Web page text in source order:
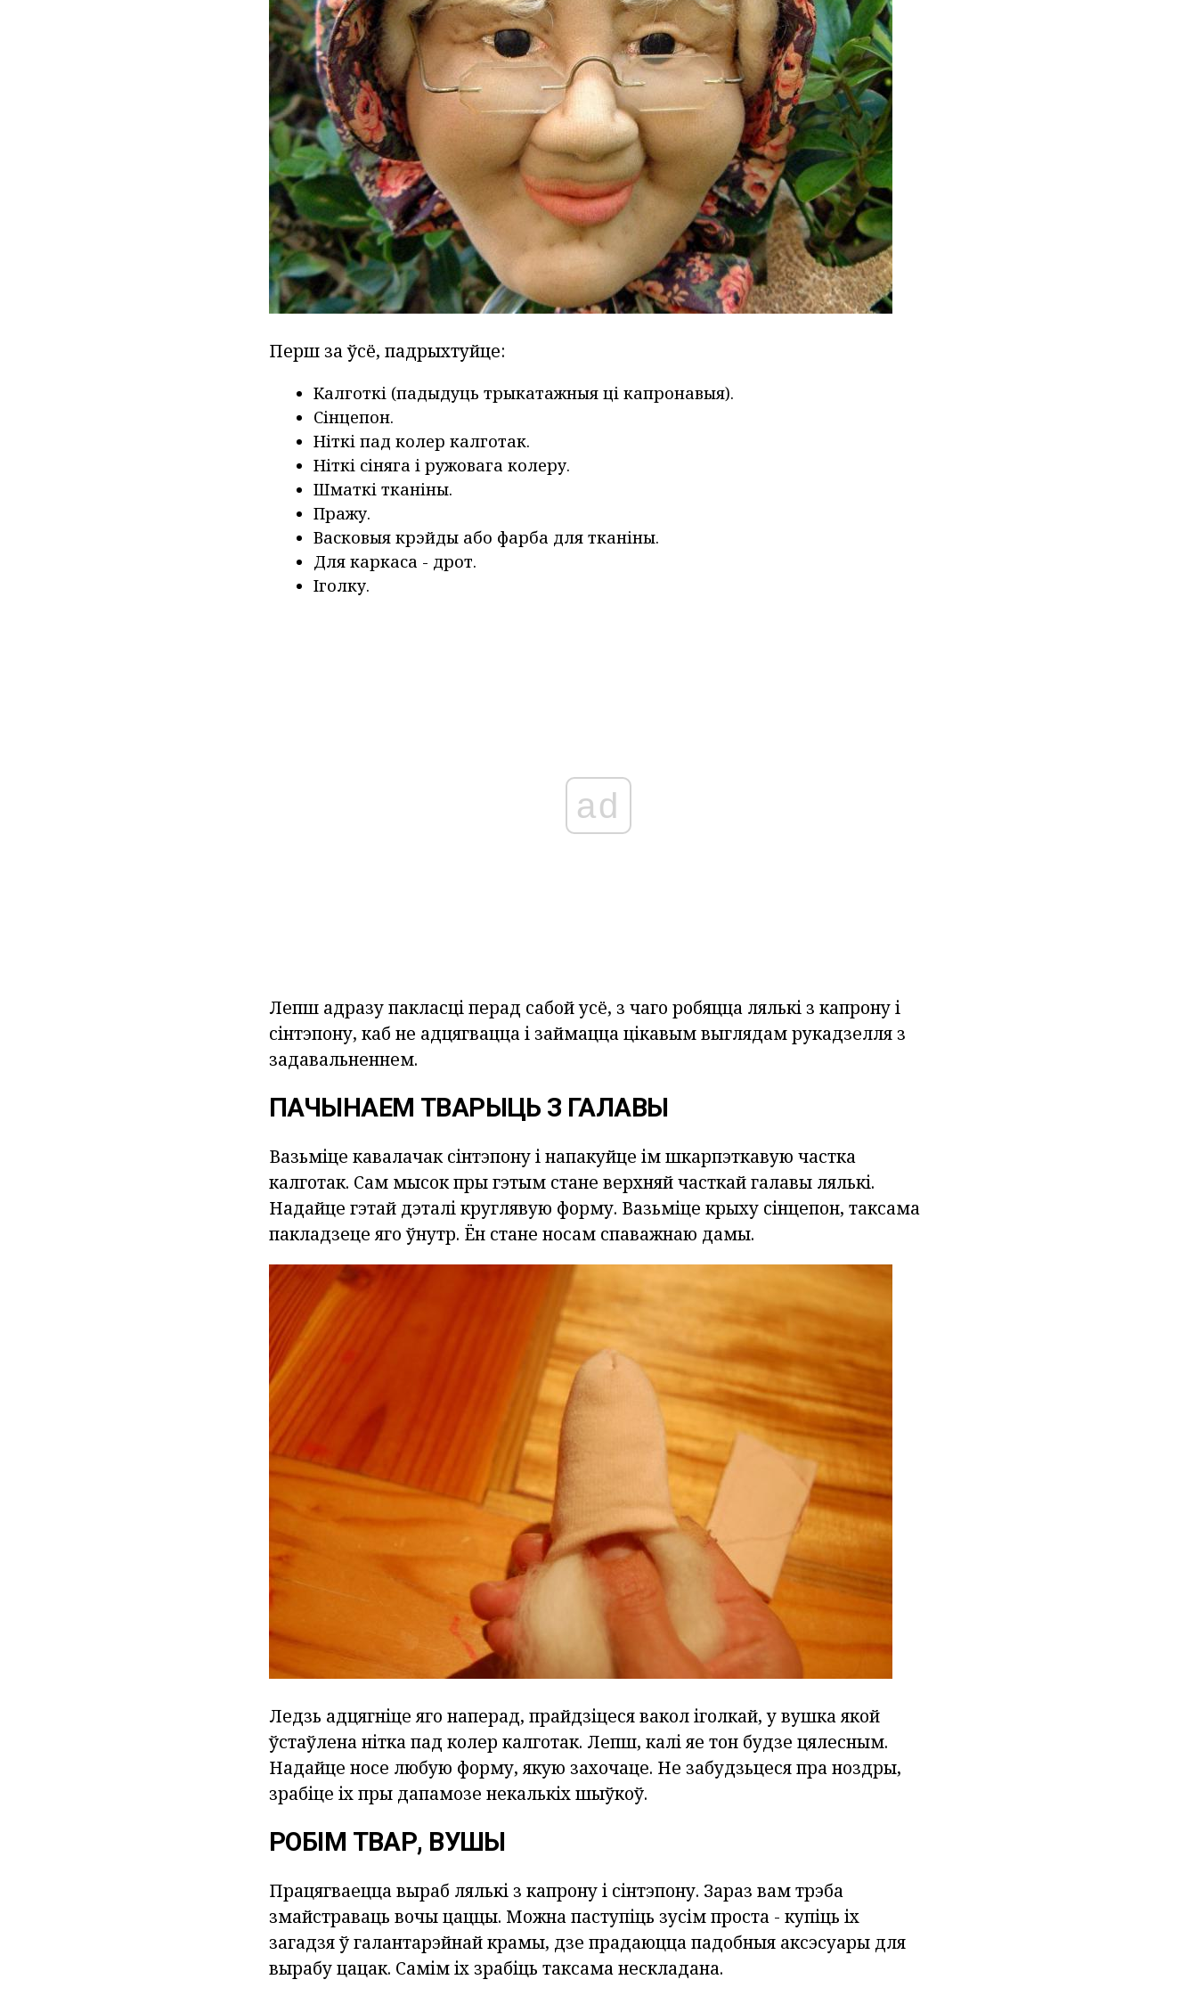
Перш за ўсё, падрыхтуйце:
Калготкі (падыдуць трыкатажныя ці капронавыя).
Сінцепон.
Ніткі пад колер калготак.
Ніткі сіняга і ружовага колеру.
Шматкі тканіны.
Пражу.
Васковыя крэйды або фарба для тканіны.
Для каркаса - дрот.
Іголку.
ad
Лепш адразу пакласці перад сабой усё, з чаго робяцца лялькі з капрону і
сінтэпону, каб не адцягвацца і займацца цікавым выглядам рукадзелля з
задавальненнем.
ПАЧЫНАЕМ ТВАРЫЦЬ З ГАЛАВЫ
Вазьміце кавалачак сінтэпону і напакуйце ім шкарпэткавую частка
калготак. Сам мысок пры гэтым стане верхняй часткай галавы лялькі.
Надайце гэтай дэталі круглявую форму. Вазьміце крыху сінцепон, таксама
пакладзеце яго ўнутр. Ён стане носам спаважнаю дамы.
Ледзь адцягніце яго наперад, прайдзіцеся вакол іголкай, у вушка якой
ўстаўлена нітка пад колер калготак. Лепш, калі яе тон будзе цялесным.
Надайце носе любую форму, якую захочаце. Не забудзьцеся пра ноздры,
зрабіце іх пры дапамозе некалькіх шыўкоў.
РОБІМ ТВАР, ВУШЫ
Працягваецца выраб лялькі з капрону і сінтэпону. Зараз вам трэба
змайстраваць вочы цаццы. Можна паступіць зусім проста - купіць іх
загадзя ў галантарэйнай крамы, дзе прадаюцца падобныя аксэсуары для
вырабу цацак. Самім іх зрабіць таксама нескладана.